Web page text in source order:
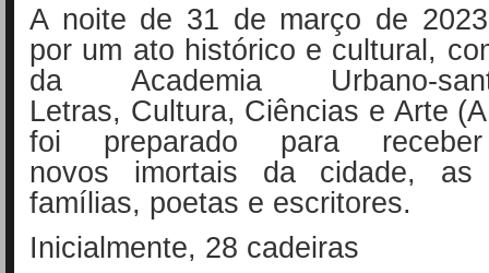
A noite de 31 de março de
por um ato histórico e cultural,
da Academia Urbano-
Letras, Cultura, Ciências e Arte
foi preparado para
novos imortais da cidade,
famílias, poetas e escritores.
Inicialmente, 28 cadeiras